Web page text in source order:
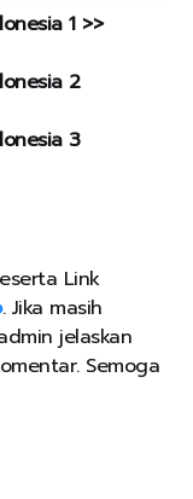
1 >>
2
3
Link
. Jika masih
jelaskan
Semoga